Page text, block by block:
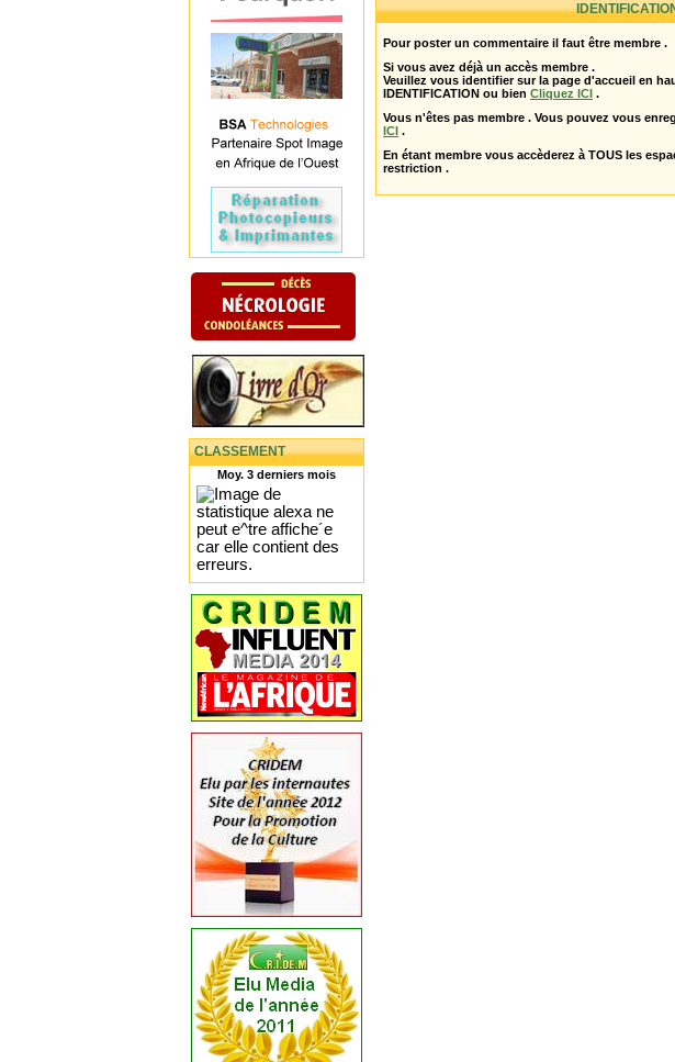
CLASSEMENT
Moy. 3 derniers mois
Pour poster un commentaire il faut être membre .
Si vous avez déjà un accès membre .
Veuillez vous identifier sur la page d'accueil en
IDENTIFICATION ou bien Cliquez ICI .
Vous n'êtes pas membre . Vous pouvez vous
ICI .
En étant membre vous accèderez à TOUS les
restriction .